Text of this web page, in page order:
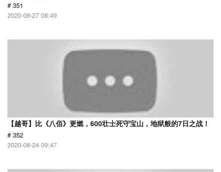
# 351
2020-08-27 08:49
【越哥】比《八佰》更燃，600壮士死守宝山，地狱般的7日之战！
# 352
2020-08-24 09:47